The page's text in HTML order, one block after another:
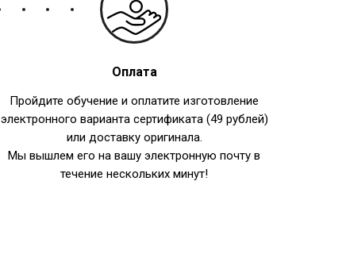
Оплата
Пройдите обучение и оплатите изготовление
электронного варианта сертификата (49 рублей)
или доставку оригинала.
Мы вышлем его на вашу электронную почту в
течение нескольких минут!